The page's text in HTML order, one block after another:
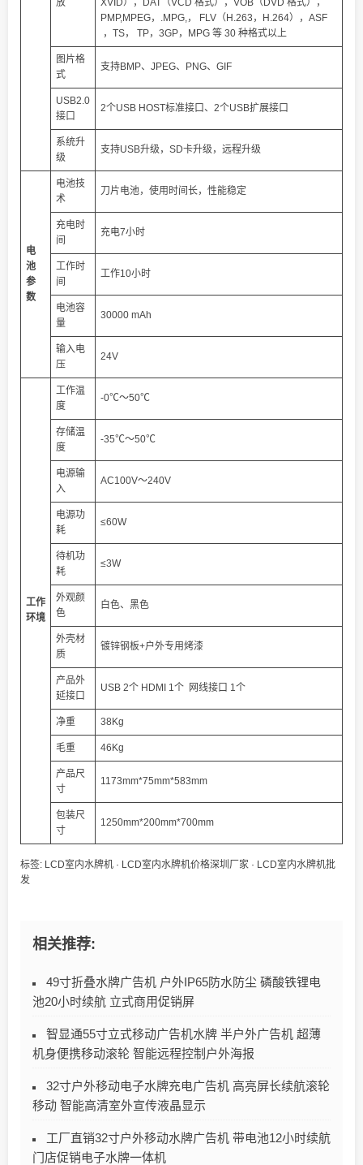
PMP,MPEG，.MPG,， FLV（H.263，H.264），ASF
，TS， TP，3GP，MPG 等 30 种格式以上
图片格
式
支持BMP、JPEG、PNG、GIF
USB2.0
接口
2个USB HOST标准接口、2个USB扩展接口
系统升
级
支持USB升级，SD卡升级，远程升级
电
池
参
数
电池技
术
刀片电池，使用时间长，性能稳定
充电时
间
充电7小时
工作时
间
工作10小时
电池容
量
30000 mAh
输入电
压
24V
工作
环境
工作温
度
-0℃～50℃
存储温
度
-35℃～50℃
电源输
入
AC100V～240V
电源功
耗
≤60W
待机功
耗
≤3W
外观颜
色
白色、黑色
外壳材
质
镀锌钢板+户外专用烤漆
产品外
延接口
USB 2个 HDMI 1个 网线接口 1个
净重 38Kg
毛重 46Kg
产品尺
寸
1173mm*75mm*583mm
包装尺
寸
1250mm*200mm*700mm
标签: LCD室内水牌机 · LCD室内水牌机价格深圳厂家 · LCD室内水牌机批
发
相关推荐:
49寸折叠水牌广告机 户外IP65防水防尘 磷酸铁锂电
池20小时续航 立式商用促销屏
智显通55寸立式移动广告机水牌 半户外广告机 超薄
机身便携移动滚轮 智能远程控制户外海报
32寸户外移动电子水牌充电广告机 高亮屏长续航滚轮
移动 智能高清室外宣传液晶显示
工厂直销32寸户外移动水牌广告机 带电池12小时续航
门店促销电子水牌一体机